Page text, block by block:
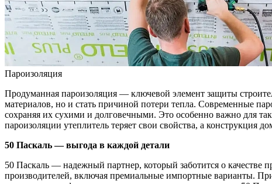
Пароизоляция
Продуманная пароизоляция — ключевой элемент защиты
материалов, но и стать причиной потери тепла. Современные
сохраняя их сухими и долговечными. Это особенно важно для
пароизоляции утеплитель теряет свои свойства, а конструкция
50 Паскаль — выгода в каждой детали
50 Паскаль — надежный партнер, который заботится о
производителей, включая премиальные импортные варианты.